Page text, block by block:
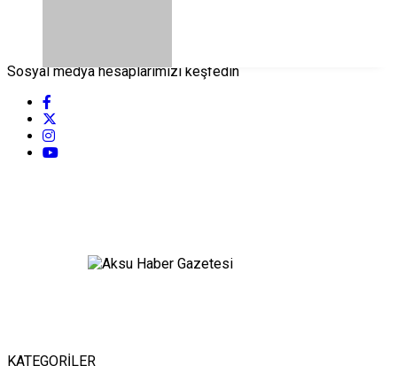
Sosyal medya hesaplarımızı keşfedin
KATEGORİLER